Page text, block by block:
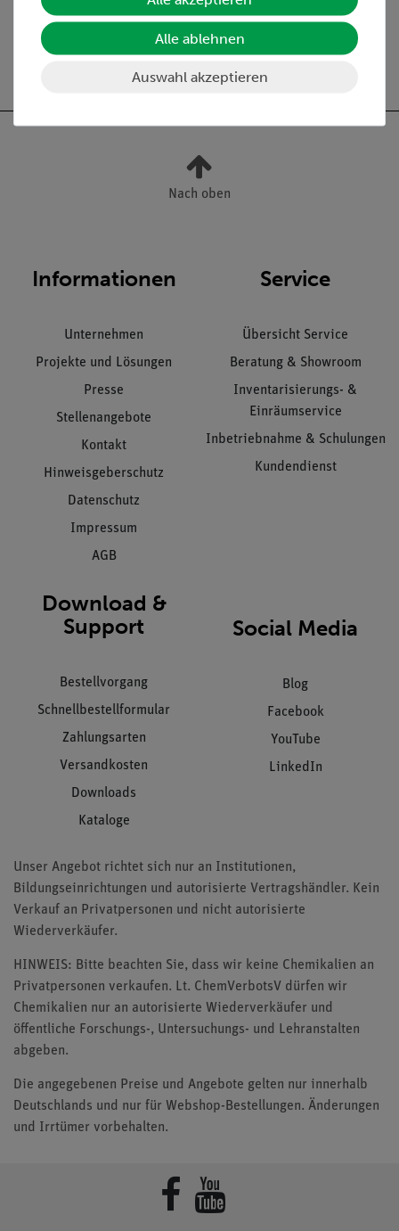
Nach oben
Informationen
Unternehmen
Projekte und Lösungen
Presse
Stellenangebote
Kontakt
Hinweisgeberschutz
Datenschutz
Impressum
AGB
Service
Übersicht Service
Beratung & Showroom
Inventarisierungs- &
Einräumservice
Inbetriebnahme & Schulungen
Kundendienst
Download &
Support
Bestellvorgang
Schnellbestellformular
Zahlungsarten
Versandkosten
Downloads
Kataloge
Social Media
Blog
Facebook
YouTube
LinkedIn
Unser Angebot richtet sich nur an Institutionen,
Bildungseinrichtungen und autorisierte Vertragshändler. Kein
Verkauf an Privatpersonen und nicht autorisierte
Wiederverkäufer.
HINWEIS: Bitte beachten Sie, dass wir keine Chemikalien an
Privatpersonen verkaufen. Lt. ChemVerbotsV dürfen wir
Chemikalien nur an autorisierte Wiederverkäufer und
öffentliche Forschungs-, Untersuchungs- und Lehranstalten
abgeben.
Die angegebenen Preise und Angebote gelten nur innerhalb
Deutschlands und nur für Webshop-Bestellungen. Änderungen
und Irrtümer vorbehalten.
Alle ablehnen
Auswahl akzeptieren